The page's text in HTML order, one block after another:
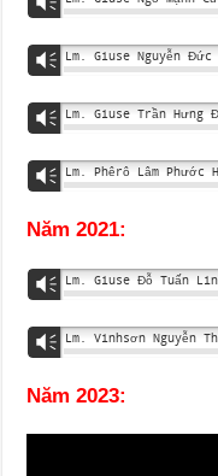
Vm Lm. Giuse Nguyễn Đức
Vm Lm. Giuse Trần Hưng
Vm Lm. Phêrô Lâm Phước
Năm 2021:
Vm Lm. Giuse Đỗ Tuấn
Vm Lm. Vinhsơn Nguyễn
Năm 2023: